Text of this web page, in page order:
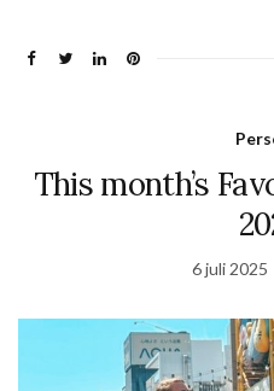
This month’s
6 juli 2025